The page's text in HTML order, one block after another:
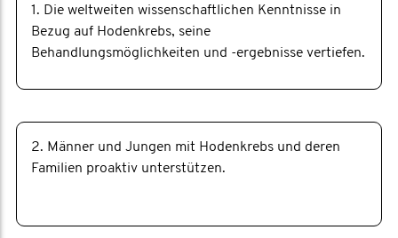
1. Die weltweiten wissenschaftlichen Kenntnisse in
Bezug auf Hodenkrebs, seine
Behandlungsmöglichkeiten und -ergebnisse vertiefen.
2. Männer und Jungen mit Hodenkrebs und deren
Familien proaktiv unterstützen.